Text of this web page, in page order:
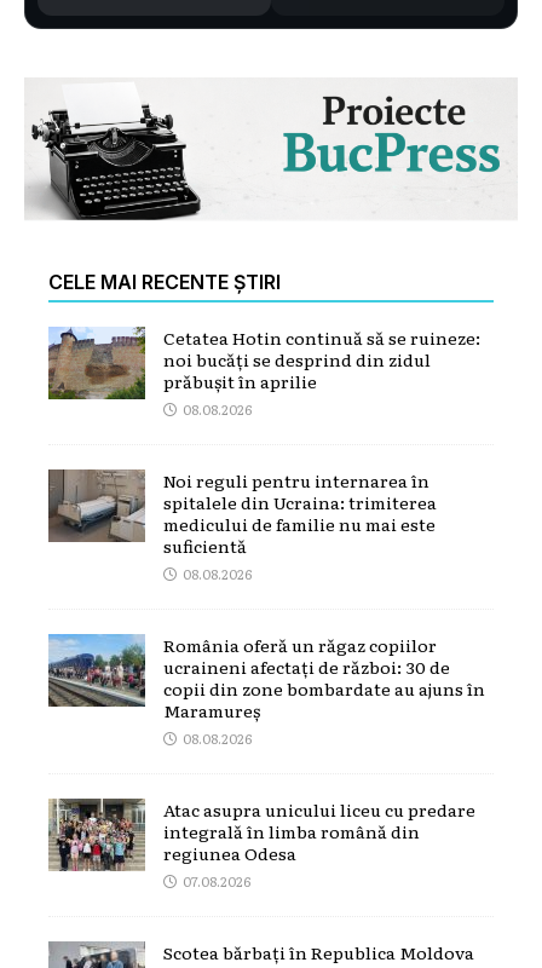
CELE MAI RECENTE ȘTIRI
Cetatea Hotin continuă să se ruineze:
noi bucăți se desprind din zidul
prăbușit în aprilie
08.08.2026
Noi reguli pentru internarea în
spitalele din Ucraina: trimiterea
medicului de familie nu mai este
suficientă
08.08.2026
România oferă un răgaz copiilor
ucraineni afectați de război: 30 de
copii din zone bombardate au ajuns în
Maramureș
08.08.2026
Atac asupra unicului liceu cu predare
integrală în limba română din
regiunea Odesa
07.08.2026
Scotea bărbați în Republica Moldova